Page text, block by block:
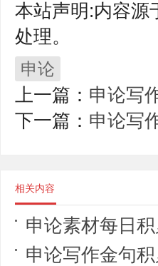
本站声明:内容源
处理。
申论
上一篇： 申论写
下一篇： 申论写
相关内容
申论素材每日积
申论写作金句